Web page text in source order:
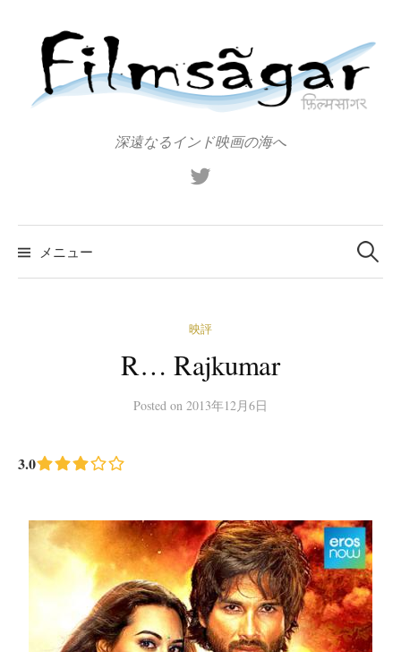
プ
深遠なるインド映画の海へ
メニュー
検
索:
映評
R… Rajkumar
Posted on 2013年12月6日
3.0